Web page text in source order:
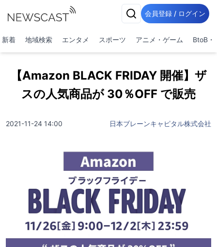
会員登録 / ログイン
新着 地域検索 エンタメ スポーツ アニメ・ゲーム BtoB・
【Amazon BLACK FRIDAY 開催】ザ
スの人気商品が 30％OFF で販売
2021-11-24 14:00 日本ブレーンキャピタル株式会社